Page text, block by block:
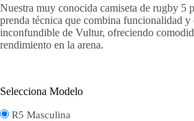
original
era:
$16.000.
actual
es:
$12.000.
Nuestra muy conocida camiseta de rugby 5
prenda técnica que combina funcionalidad y
inconfundible de Vultur, ofreciendo
rendimiento en la arena.
Selecciona Modelo
R5 Masculina